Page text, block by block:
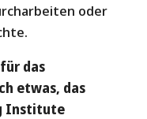
oder
das
etwas, das
Institute